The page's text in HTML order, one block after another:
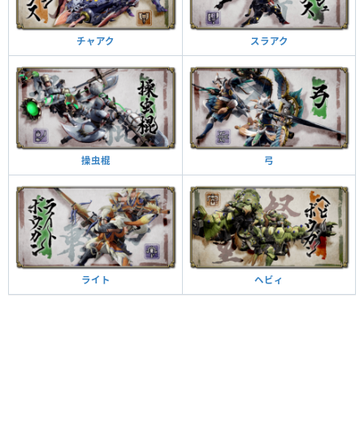
チャアク スラアク
操虫棍 弓
ライト ヘビィ